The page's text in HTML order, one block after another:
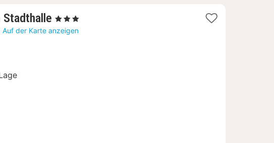
Stadthalle 2
Nächte
, 3 Sterne
Auf der Karte anzeigen